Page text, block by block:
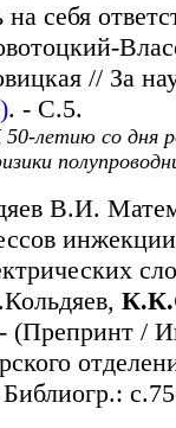
на себя
// За
. - C.5.
50-летию со дня
В.И.
(Препринт /